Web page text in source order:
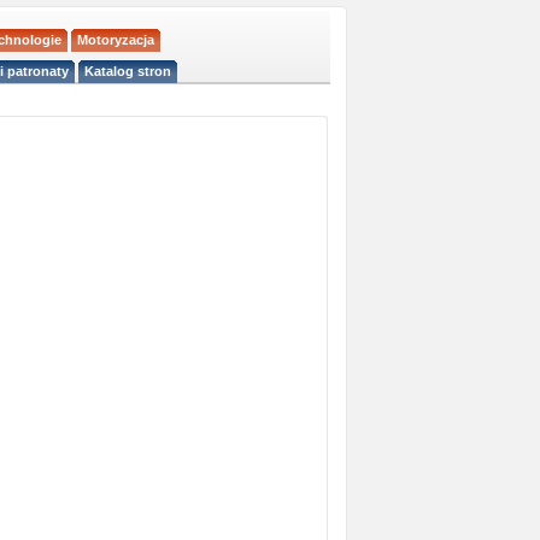
Motoryzacja
patronaty Katalog stron